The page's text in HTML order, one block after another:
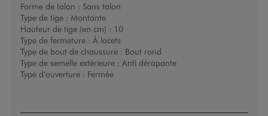
Forme de talon : Sans talon
Type de tige : Montante
Hauteur de tige (en cm) : 10
Type de fermeture : À lacets
Type de bout de chaussure : Bout rond
Type de semelle extérieure : Anti dérapante
Type d’ouverture : Fermée